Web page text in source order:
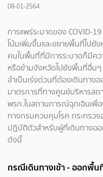
08-01-2564
การแพร่ระบาดของ COVID-
โน้มเพิ่มขึ้นและขยายพื้นที่ไปยั
คนในพื้นที่ที่มีการระบาดก็มีค
หรือข้ามจังหวัดไปยังพื้นที่อื่นๆ
จำเป็นเร่งด่วนที่ต้องเดินทาง
มาตรการที่ทางศูนย์บริหารส
พรก.ในสถานการณ์ฉุกเฉินเพื่
ทางกรมควบคุมโรค กระทรวง
ปฎิบัติตัวสำหรับผู้ที่เดินทางอ
ดังนี้
กรณีเดินทางเข้า - ออกพื้น